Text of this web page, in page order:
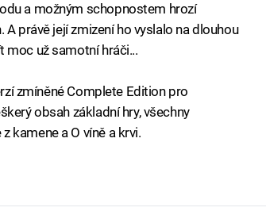
a možným schopnostem hrozí
právě její zmizení ho vyslalo na dlouhou
moc už samotní hráči...
zmíněné Complete Edition pro
obsah základní hry, všechny
kamene a O víně a krvi.